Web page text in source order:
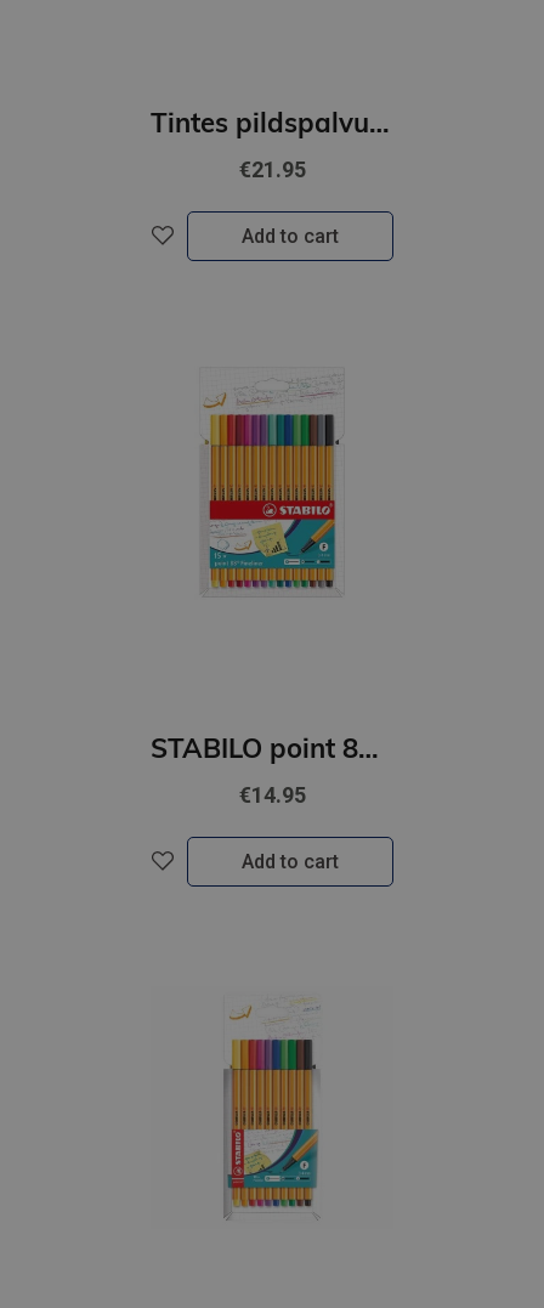
Tintes pildspalvu komplekts STABILO Point 88 Color Parade|20 krāsas
€21.95
Add to cart
STABILO point 88 15gb kartona paciņā
€14.95
Add to cart